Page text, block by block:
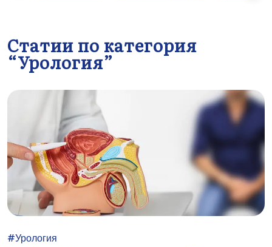
Статии по категория
“Урология”
#Урология